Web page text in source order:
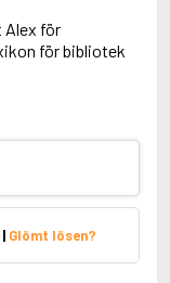
Alex för
för bibliotek
| Glömt lösen?